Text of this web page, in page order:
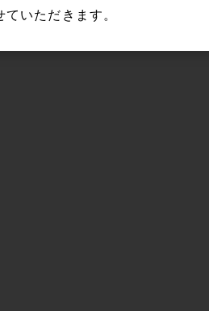
いただきます。